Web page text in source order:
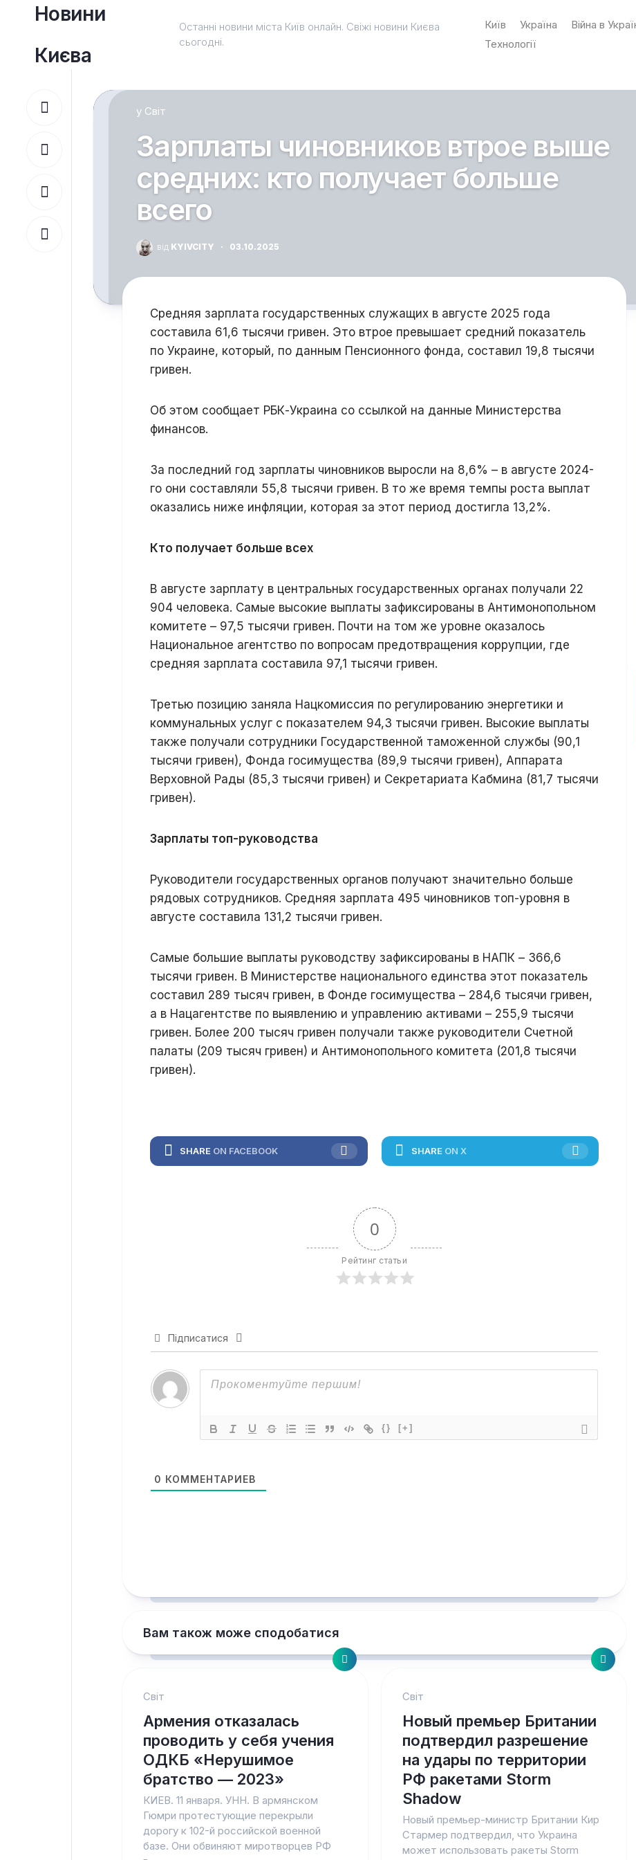
ПерейтиНовини
Києва
Останні новини міста Київ онлайн. Свіжі новини Києва
сьогодні.
Київ Україна Війна в
Технології
у Світ
Зарплаты чиновников втрое выше
средних: кто получает больше
всего
від KYIVCITY · 03.10.2025
Средняя зарплата государственных служащих в августе 2025 года
составила 61,6 тысячи гривен. Это втрое превышает средний показатель
по Украине, который, по данным Пенсионного фонда, составил 19,8 тысячи
гривен.
Об этом сообщает РБК-Украина со ссылкой на данные Министерства
финансов.
За последний год зарплаты чиновников выросли на 8,6% – в августе 2024-
го они составляли 55,8 тысячи гривен. В то же время темпы роста выплат
оказались ниже инфляции, которая за этот период достигла 13,2%.
Кто получает больше всех
В августе зарплату в центральных государственных органах получали 22
904 человека. Самые высокие выплаты зафиксированы в Антимонопольном
комитете – 97,5 тысячи гривен. Почти на том же уровне оказалось
Национальное агентство по вопросам предотвращения коррупции, где
средняя зарплата составила 97,1 тысячи гривен.
Третью позицию заняла Нацкомиссия по регулированию энергетики и
коммунальных услуг с показателем 94,3 тысячи гривен. Высокие выплаты
также получали сотрудники Государственной таможенной службы (90,1
тысячи гривен), Фонда госимущества (89,9 тысячи гривен), Аппарата
Верховной Рады (85,3 тысячи гривен) и Секретариата Кабмина (81,7 тысячи
гривен).
Зарплаты топ-руководства
Руководители государственных органов получают значительно больше
рядовых сотрудников. Средняя зарплата 495 чиновников топ-уровня в
августе составила 131,2 тысячи гривен.
Самые большие выплаты руководству зафиксированы в НАПК – 366,6
тысячи гривен. В Министерстве национального единства этот показатель
составил 289 тысяч гривен, в Фонде госимущества – 284,6 тысячи гривен,
а в Нацагентстве по выявлению и управлению активами – 255,9 тысячи
гривен. Более 200 тысяч гривен получали также руководители Счетной
палаты (209 тысяч гривен) и Антимонопольного комитета (201,8 тысячи
гривен).
SHARE ON FACEBOOK SHARE ON X
0
Рейтинг статьи
Підписатися
{} [+]
0 КОММЕНТАРИЕВ
Вам також може сподобатися
Світ
Армения отказалась
проводить у себя учения
ОДКБ «Нерушимое
братство — 2023»
КИЕВ. 11 января. УНН. В армянском
Гюмри протестующие перекрыли
дорогу к 102-й российской военной
базе. Они обвиняют миротворцев РФ
Світ
Новый премьер Британии
подтвердил разрешение
на удары по территории
РФ ракетами Storm
Shadow
Новый премьер-министр Британии Кир
Стармер подтвердил, что Украина
может использовать ракеты Storm